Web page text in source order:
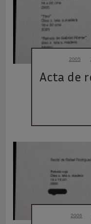
2005
Acta de
2006